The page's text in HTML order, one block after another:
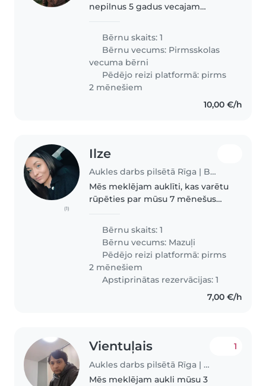
nepilnus 5 gadus vecajam
būt pāris reizes mēnesī - lai
vecākiem iedotu atelpu atpūtai
no ikdienas..
Bērnu skaits: 1
Bērnu vecums: Pirmsskolas
vecuma bērni
Pēdējo reizi platformā: pirms
2 mēnešiem
10,00 €/h
(1)
Ilze
Aukles darbs pilsētā Rīga | Babysits
Mēs meklējam auklīti, kas varētu
rūpēties par mūsu 7 mēnešus
zinātkāra un draudzīga. Mēs
ceram, ka aukle būs ļoti līdzīga.
Bērnu skaits: 1
Bērnu vecums: Mazuļi
Pēdējo reizi platformā: pirms
2 mēnešiem
Apstiprinātas rezervācijas: 1
7,00 €/h
Vientuļais
Aukles darbs pilsētā Rīga | Babysits
1
Mēs meklējam aukli mūsu 3